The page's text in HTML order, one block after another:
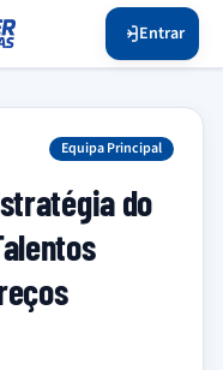
Entrar
Equipa Principal
do